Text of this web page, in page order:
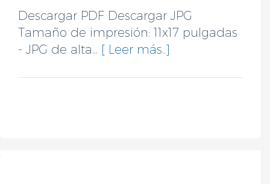
Descargar PDF Descargar JPG
Tamaño de impresión: 11x17 pulgadas
- JPG de alta... [ Leer más..]